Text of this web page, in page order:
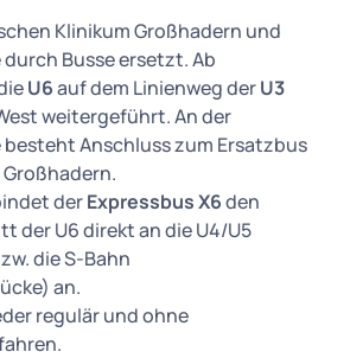
Klinikum Großhadern und
Busse ersetzt. Ab
U6auf dem Linienweg derU3
weitergeführt. An der
Anschluss zum Ersatzbus
derExpressbus X6den
der U6 direkt an die U4/U5
die S-Bahn
an.
regulär und ohne